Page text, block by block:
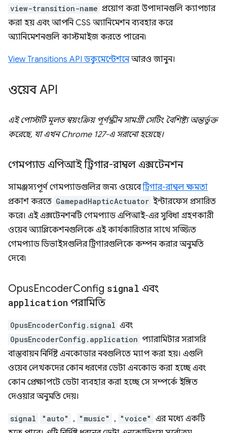
view-transition-name প্রয়োগ করা উপাদানগুলি ক্যাপচার
করা হয় এবং আপনি CSS অ্যানিমেশন ব্যবহার করে
অ্যানিমেশনগুলি কাস্টমাইজ করতে পারেন৷
View Transitions API ডকুমেন্টেশনেআরও জানুন।
ওয়েব API
এই পোস্টটি মূলত স্বয়ংক্রিয় পূর্ণস্ক্রীন সামগ্রী সেটিং বৈশিষ্ট্য অন্তর্ভুক্ত
করেছে, যা এখন Chrome 127-এ সরানো হয়েছে।
গেমপ্যাড এপিআই ট্রিগার-রাম্বল এক্সটেনশন
সামঞ্জস্যপূর্ণ গেমপ্যাডগুলির জন্য ওয়েবেট্রিগার-রাম্বল ক্ষমতা
প্রকাশ করতে GamepadHapticActuator ইন্টারফেস প্রসারিত
করে। এই এক্সটেনশনটি গেমপ্যাড এপিআই-এর সুবিধা গ্রহণকারী
ওয়েব অ্যাপ্লিকেশনগুলিকে এই কার্যকারিতার সাথে সজ্জিত
গেমপ্যাড ডিভাইসগুলির ট্রিগারগুলিকে কম্পন করার অনুমতি
দেবে৷
OpusEncoderConfig signal এবং
application পরামিতি
OpusEncoderConfig.signal এবং
OpusEncoderConfig.application প্যারামিটার সরাসরি
বাস্তবায়ন নির্দিষ্ট এনকোডার নবগুলিতে ম্যাপ করা হয়। এগুলি
ওয়েব লেখকদের কোন ধরণের ডেটা এনকোড করা হচ্ছে এবং
কোন প্রেক্ষাপটে ডেটা ব্যবহার করা হচ্ছে সে সম্পর্কে ইঙ্গিত
দেওয়ার অনুমতি দেয়।
signal "auto" , "music" , "voice" এর মধ্যে একটি